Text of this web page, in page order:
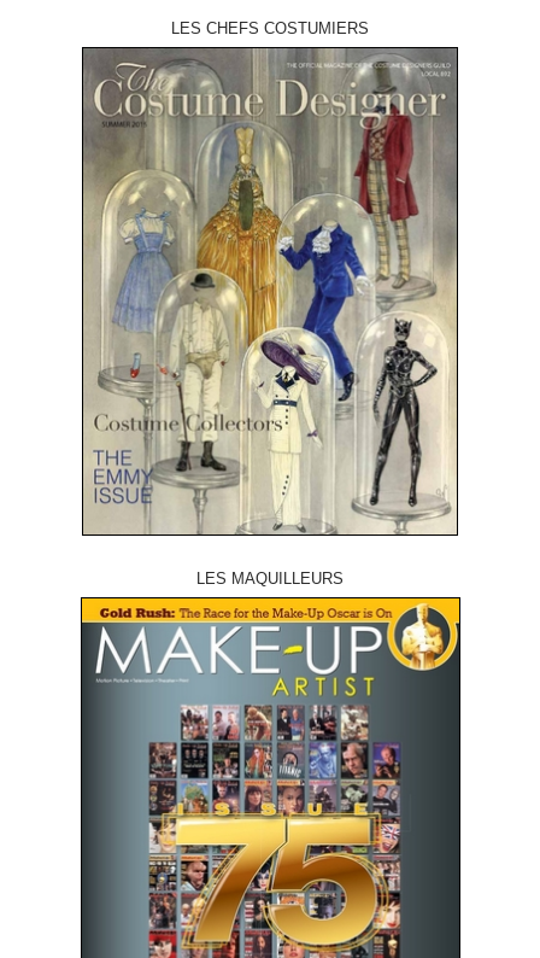
LES CHEFS COSTUMIERS
LES MAQUILLEURS